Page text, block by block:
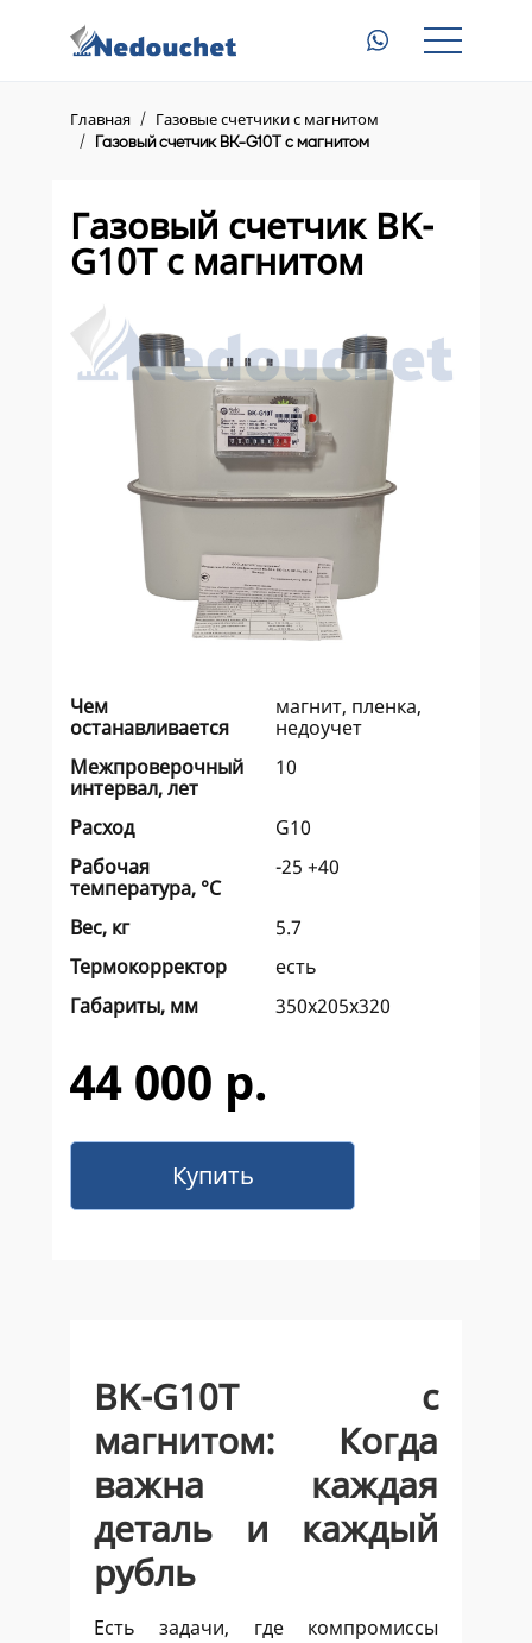
Главная
Электросчетчики с пультом
Приборы для электросчетчиков
Доставка
8 (945) 345 23 46
Главная Газовые счетчики с магнитом
Газовый счетчик BK-G10Т с магнитом
Газовый счетчик BK-
G10Т с магнитом
Чем
останавливается
магнит, пленка,
недоучет
Межпроверочный
интервал, лет
10
Расход
G10
Рабочая
температура, °C
-25 +40
Вес, кг
5.7
Термокорректор
есть
Габариты, мм
350х205х320
44 000 р.
Купить
BK-G10Т с
магнитом: Когда
важна каждая
деталь и каждый
рубль
Есть задачи, где компромиссы